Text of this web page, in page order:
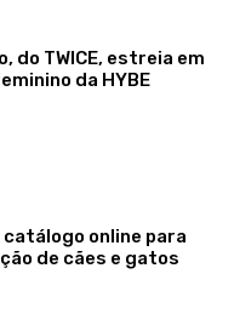
do TWICE, estreia em
da HYBE
catálogo online para
de cães e gatos